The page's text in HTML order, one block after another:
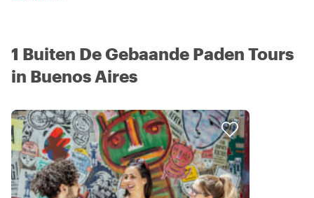
1 Buiten De Gebaande Paden Tours
in Buenos Aires